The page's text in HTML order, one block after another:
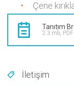
Çene
Tanıtım
2.3 mb, PDF
İletişim